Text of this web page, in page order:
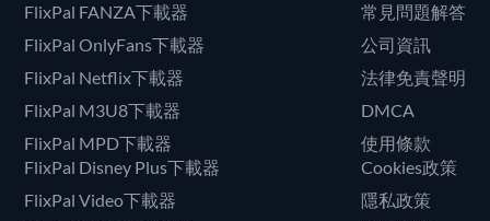
FlixPal FANZA下載器
FlixPal OnlyFans下載器
FlixPal Netflix下載器
FlixPal M3U8下載器
FlixPal MPD下載器
FlixPal Disney Plus下載器
FlixPal Video下載器
常見問題解答
公司資訊
法律免責聲明
DMCA
使用條款
Cookies政策
隱私政策